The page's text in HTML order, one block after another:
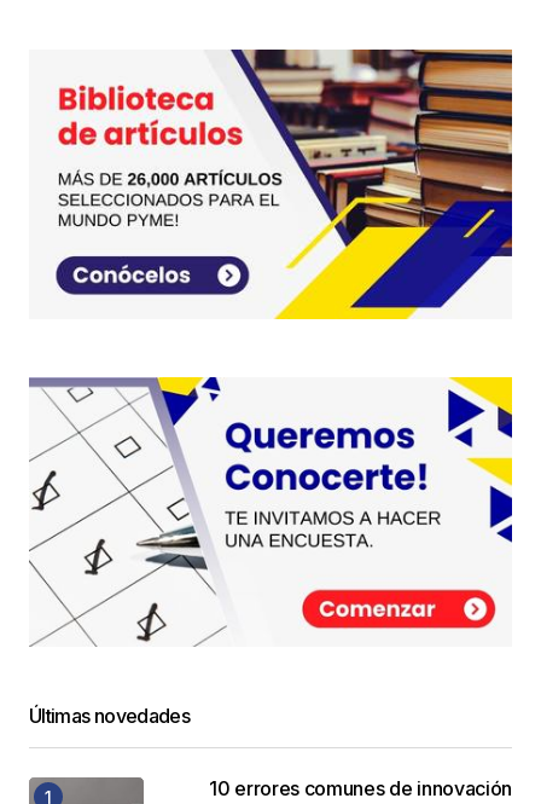
Últimas novedades
10 errores comunes de innovación